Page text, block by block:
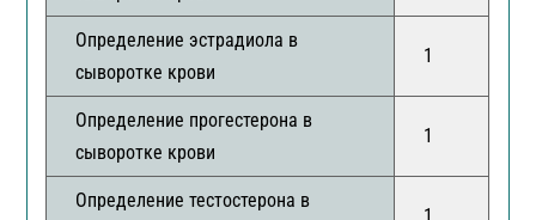
Определение эстрадиола в
сыворотке крови
1
Определение прогестерона в
сыворотке крови
1
Определение тестостерона в